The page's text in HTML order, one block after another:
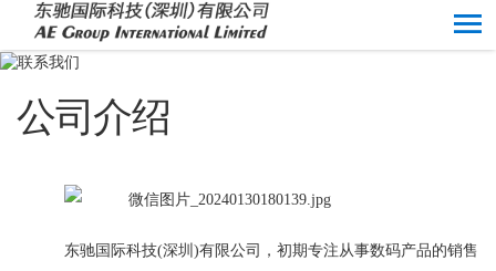
公司介绍
东驰国际科技(深圳)有限公司
，初期专注从事数码产品的销售